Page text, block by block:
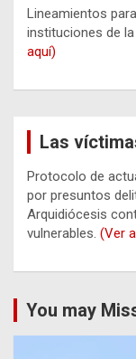
Lineamientos
instituciones de
aquí)
Las
Protocolo de
por presuntos
Arquidiócesis
vulnerables. (Ver
You may